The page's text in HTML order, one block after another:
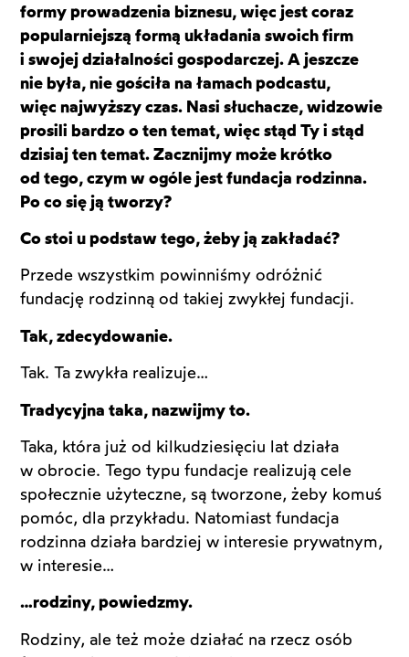
formy prowadzenia biznesu, więc jest coraz
popularniejszą formą układania swoich firm
i swojej działalności gospodarczej. A jeszcze
nie była, nie gościła na łamach podcastu,
więc najwyższy czas. Nasi słuchacze, widzowie
prosili bardzo o ten temat, więc stąd Ty i stąd
dzisiaj ten temat. Zacznijmy może krótko
od tego, czym w ogóle jest fundacja rodzinna.
Po co się ją tworzy?
Co stoi u podstaw tego, żeby ją zakładać?
Przede wszystkim powinniśmy odróżnić
fundację rodzinną od takiej zwykłej fundacji.
Tak, zdecydowanie.
Tak. Ta zwykła realizuje…
Tradycyjna taka, nazwijmy to.
Taka, która już od kilkudziesięciu lat działa
w obrocie. Tego typu fundacje realizują cele
społecznie użyteczne, są tworzone, żeby komuś
pomóc, dla przykładu. Natomiast fundacja
rodzinna działa bardziej w interesie prywatnym,
w interesie…
…rodziny, powiedzmy.
Rodziny, ale też może działać na rzecz osób